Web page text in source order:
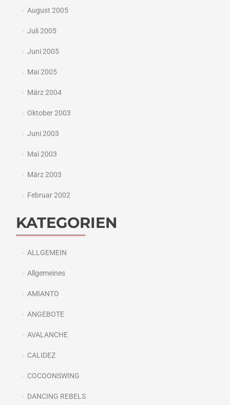
August 2005
Juli 2005
Juni 2005
Mai 2005
März 2004
Oktober 2003
Juni 2003
Mai 2003
März 2003
Februar 2002
KATEGORIEN
ALLGEMEIN
Allgemeines
AMIANTO
ANGEBOTE
AVALANCHE
CALIDEZ
COCOONSWING
DANCING REBELS